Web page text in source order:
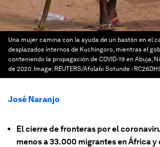
Una mujer camina con la ayuda de un bastón en el
desplazados internos de Kuchingoro, mientras el
conteniendo la propagación de COVID-19 en Abuja,
de 2020. Image: REUTERS/Afolabi Sotunde -
José Naranjo
El cierre de fronteras por el
menos a 33.000 migrantes en África y